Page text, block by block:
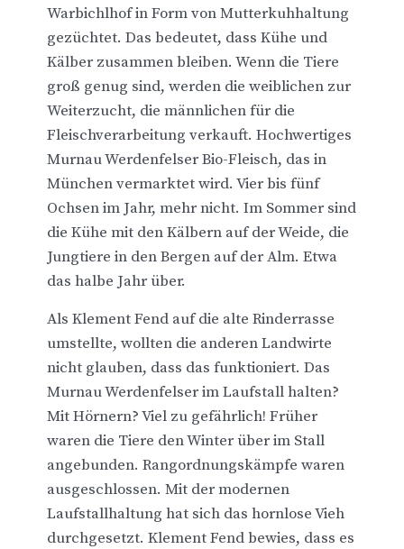
Warbichlhof in Form von Mutterkuhhaltung
gezüchtet. Das bedeutet, dass Kühe und
Kälber zusammen bleiben. Wenn die Tiere
groß genug sind, werden die weiblichen zur
Weiterzucht, die männlichen für die
Fleischverarbeitung verkauft. Hochwertiges
Murnau Werdenfelser Bio-Fleisch, das in
München vermarktet wird. Vier bis fünf
Ochsen im Jahr, mehr nicht. Im Sommer sind
die Kühe mit den Kälbern auf der Weide, die
Jungtiere in den Bergen auf der Alm. Etwa
das halbe Jahr über.
Als Klement Fend auf die alte Rinderrasse
umstellte, wollten die anderen Landwirte
nicht glauben, dass das funktioniert. Das
Murnau Werdenfelser im Laufstall halten?
Mit Hörnern? Viel zu gefährlich! Früher
waren die Tiere den Winter über im Stall
angebunden. Rangordnungskämpfe waren
ausgeschlossen. Mit der modernen
Laufstallhaltung hat sich das hornlose Vieh
durchgesetzt. Klement Fend bewies, dass es